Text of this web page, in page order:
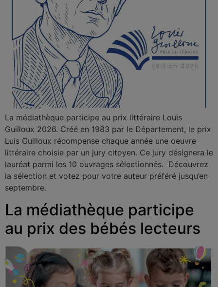
La médiathèque participe au prix littéraire Louis
Guilloux 2026. Créé en 1983 par le Département, le prix
Luis Guilloux récompense chaque année une oeuvre
littéraire choisie par un jury citoyen. Ce jury désignera le
lauréat parmi les 10 ouvrages sélectionnés. Découvrez
la sélection et votez pour votre auteur préféré jusqu’en
septembre.
La médiathèque participe
au prix des bébés lecteurs